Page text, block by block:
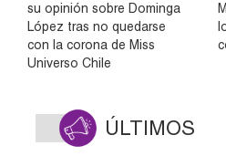
su opinión sobre Dominga
López tras no quedarse
con la corona de Miss
Universo Chile
ÚLTIMOS